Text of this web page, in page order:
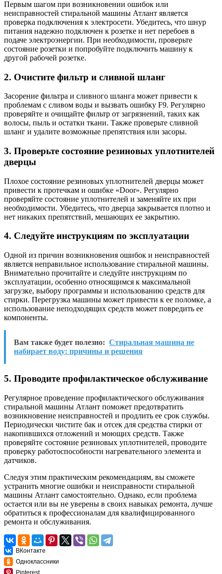
Первым шагом при возникновении ошибок или
неисправностей стиральной машины Атлант является
проверка подключения к электросети. Убедитесь, что шнур
питания надежно подключен к розетке и нет перебоев в
подаче электроэнергии. При необходимости, проверьте
состояние розетки и попробуйте подключить машину к
другой рабочей розетке.
2. Очистите фильтр и сливной шланг
Засорение фильтра и сливного шланга может привести к
проблемам с сливом воды и вызвать ошибку F9. Регулярно
проверяйте и очищайте фильтр от загрязнений, таких как
волосы, пыль и остатки ткани. Также проверьте сливной
шланг и удалите возможные препятствия или засоры.
3. Проверьте состояние резиновых уплотнителей
дверцы
Плохое состояние резиновых уплотнителей дверцы может
привести к протечкам и ошибке «Door». Регулярно
проверяйте состояние уплотнителей и заменяйте их при
необходимости. Убедитесь, что дверца закрывается плотно и
нет никаких препятствий, мешающих ее закрытию.
4. Следуйте инструкциям по эксплуатации
Одной из причин возникновения ошибок и неисправностей
является неправильное использование стиральной машины.
Внимательно прочитайте и следуйте инструкциям по
эксплуатации, особенно относящимся к максимальной
загрузке, выбору программы и использованию средств для
стирки. Перегрузка машины может привести к ее поломке, а
использование неподходящих средств может повредить ее
компоненты.
Вам также будет полезно: Стиральная машина не
набирает воду: причины и решения
5. Проводите профилактическое обслуживание
Регулярное проведение профилактического обслуживания
стиральной машины Атлант поможет предотвратить
возникновение неисправностей и продлить ее срок службы.
Периодически чистите бак и отсек для средства стирки от
накопившихся отложений и моющих средств. Также
проверяйте состояние резиновых уплотнителей, проводите
проверку работоспособности нагревательного элемента и
датчиков.
Следуя этим практическим рекомендациям, вы сможете
устранить многие ошибки и неисправности стиральной
машины Атлант самостоятельно. Однако, если проблема
остается или вы не уверены в своих навыках ремонта, лучше
обратиться к профессионалам для квалифицированного
ремонта и обслуживания.
ВКонтакте
Одноклассники
Pinterest